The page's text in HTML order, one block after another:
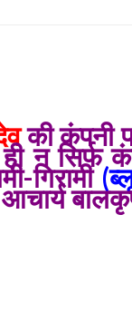
की कंपनी
न सिर्फ
गिरामी
आचार्य